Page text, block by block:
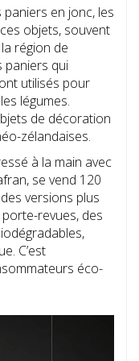
en jonc, les
objets, souvent
région de
paniers qui
utilisés pour
légumes.
de décoration
zélandaises.
à la main avec
se vend 120
versions plus
revues, des
C’est
éco-